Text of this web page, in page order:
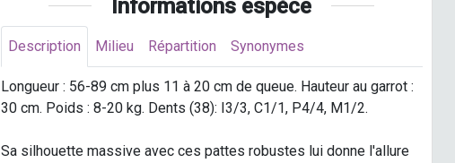
Informations espèce
Description Milieu Répartition Synonymes
Longueur : 56-89 cm plus 11 à 20 cm de queue. Hauteur au garrot :
30 cm. Poids : 8-20 kg. Dents (38): I3/3, C1/1, P4/4, M1/2.
Sa silhouette massive avec ces pattes robustes lui donne l'allure